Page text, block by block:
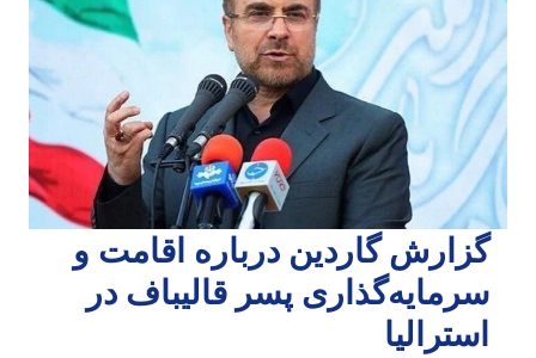
گزارش گاردین درباره اقامت و
سرمایه‌گذاری پسر قالیباف در
استرالیا